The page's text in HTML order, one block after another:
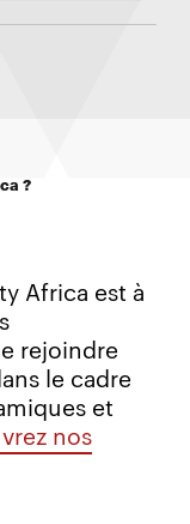
?
Africa est à
rejoindre
le cadre
et
nos